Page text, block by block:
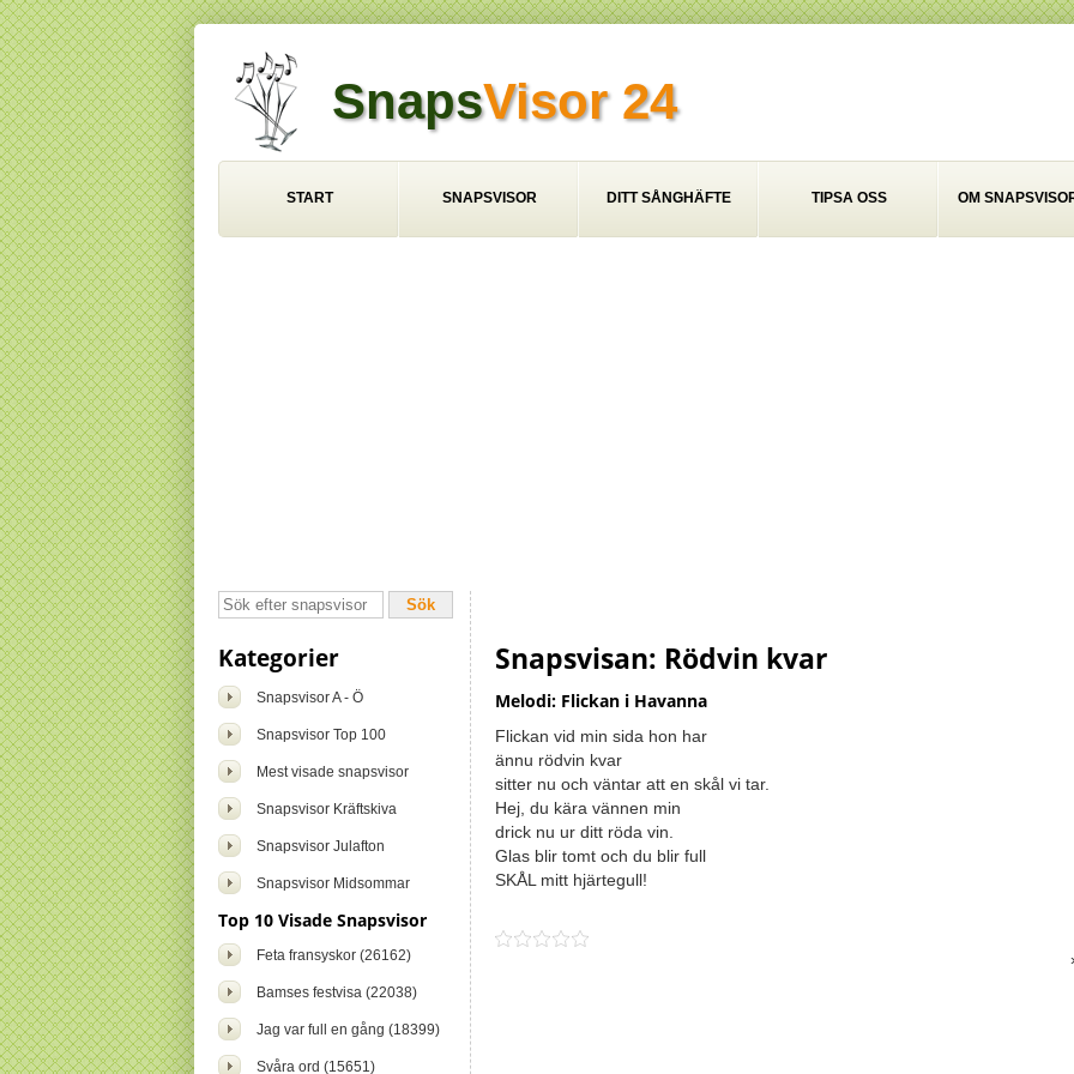
SnapsVisor 24
START SNAPSVISOR DITT SÅNGHÄFTE TIPSA OSS OM
Kategorier
Snapsvisor A - Ö
Snapsvisor Top 100
Mest visade snapsvisor
Snapsvisor Kräftskiva
Snapsvisor Julafton
Snapsvisor Midsommar
Top 10 Visade Snapsvisor
Feta fransyskor (26162)
Bamses festvisa (22038)
Jag var full en gång (18399)
Svåra ord (15651)
Snapsvisan: Rödvin kvar
Melodi: Flickan i Havanna
Flickan vid min sida hon har
ännu rödvin kvar
sitter nu och väntar att en skål vi tar.
Hej, du kära vännen min
drick nu ur ditt röda vin.
Glas blir tomt och du blir full
SKÅL mitt hjärtegull!